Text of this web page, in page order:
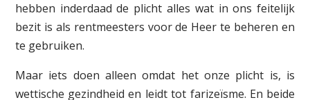
hebben inderdaad de plicht alles wat in ons feitelijk
bezit is als rentmeesters voor de Heer te beheren en
te gebruiken.
Maar iets doen alleen omdat het onze plicht is, is
wettische gezindheid en leidt tot farizeïsme. En beide